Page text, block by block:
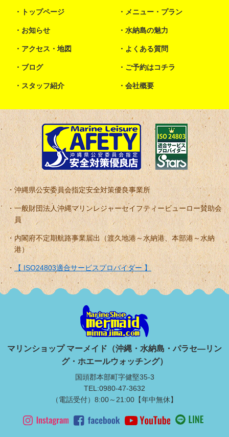
トップページ メニュー・プラン
お知らせ 水納島の魅力
アクセス・地図 よくある質問
ブログ ご予約はコチラ
スタッフ紹介 会社概要
沖縄県公安委員会指定安全対策優良事業所
一般財団法人沖縄マリンレジャーセイフティービューロー賛助会
員
内閣府不定期航路事業届出（渡久地港～水納港、本部港～水納
港）
【 ISO24803適合サービスプロバイダー 】
マリンショップ マーメイド（沖縄・水納島・パラセ―リン
グ・ホエールウォッチング）
国頭郡本部町字健堅35-3
TEL:0980-47-3632
（電話受付）8:00～21:00【年中無休】